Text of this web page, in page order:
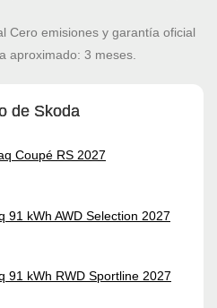
Cero emisiones y garantía oficial
aproximado: 3 meses.
de Skoda
Coupé RS 2027
91 kWh AWD Selection 2027
91 kWh RWD Sportline 2027